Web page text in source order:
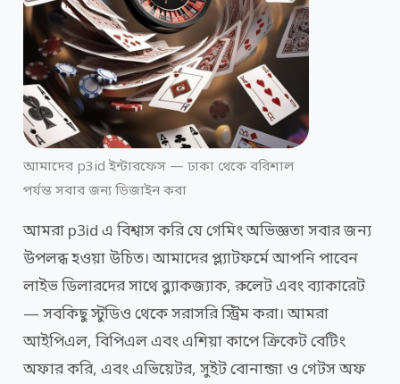
আমাদের p3id ইন্টারফেস — ঢাকা থেকে বরিশাল
পর্যন্ত সবার জন্য ডিজাইন করা
আমরা p3id এ বিশ্বাস করি যে গেমিং অভিজ্ঞতা সবার জন্য
উপলব্ধ হওয়া উচিত। আমাদের প্ল্যাটফর্মে আপনি পাবেন
লাইভ ডিলারদের সাথে ব্ল্যাকজ্যাক, রুলেট এবং ব্যাকারেট
— সবকিছু স্টুডিও থেকে সরাসরি স্ট্রিম করা। আমরা
আইপিএল, বিপিএল এবং এশিয়া কাপে ক্রিকেট বেটিং
অফার করি, এবং এভিয়েটর, সুইট বোনান্জা ও গেটস অফ